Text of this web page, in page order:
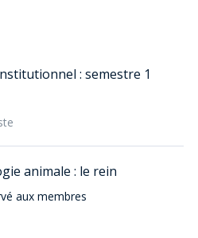
: semestre 1
animale : le rein
aux membres